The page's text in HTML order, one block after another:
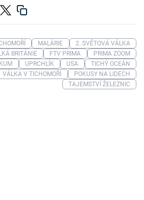
MALÁRIE
2. SVĚTOVÁ VÁLKA
BRITÁNIE FTV PRIMA
PRIMA ZOOM
UPRCHLÍK USA
TICHÝ OCEÁN
VÁLKA V TICHOMOŘÍ
POKUSY NA LIDECH
TAJEMSTVÍ ŽELEZNIC